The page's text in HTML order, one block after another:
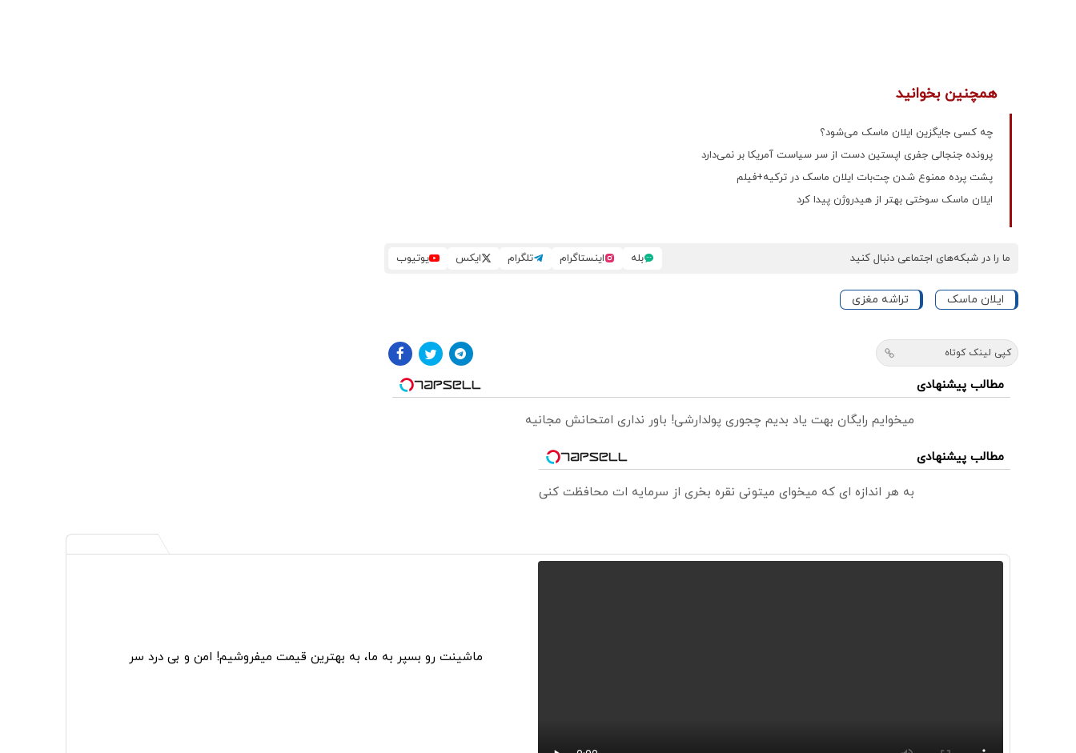
همچنین بخوانید
چه کسی جایگزین ایلان ماسک می‌شود؟
پرونده جنجالی جفری اپستین دست از سر سیاست آمریکا بر نمی‌دارد
پشت پرده ممنوع شدن چت‌بات ایلان ماسک در ترکیه+فیلم
ایلان ماسک سوختی بهتر از هیدروژن پیدا کرد
ما را در شبکه‌های اجتماعی دنبال کنید بله اینستاگرام تلگرام ایکس یوتیوب
ایلان ماسک تراشه مغزی
کپی لینک کوتاه
مطالب پیشنهادی
میخوایم رایگان بهت یاد بدیم چجوری پولدارشی! باور نداری امتحانش مجانیه
مطالب پیشنهادی
به هر اندازه ای که میخوای میتونی نقره بخری از سرمایه ات محافظت کنی
ماشینت رو بسپر به ما، به بهترین قیمت میفروشیم! امن و بی درد سر